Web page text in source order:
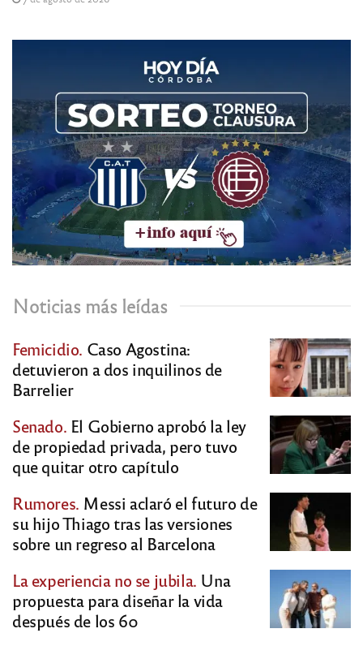
Noticias más leídas
Femicidio. Caso Agostina:
detuvieron a dos inquilinos de
Barrelier
Senado. El Gobierno aprobó la ley
de propiedad privada, pero tuvo
que quitar otro capítulo
Rumores. Messi aclaró el futuro de
su hijo Thiago tras las versiones
sobre un regreso al Barcelona
La experiencia no se jubila. Una
propuesta para diseñar la vida
después de los 60